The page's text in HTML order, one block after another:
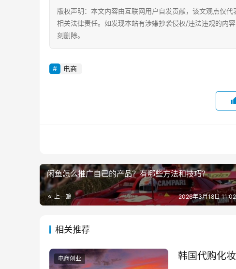
版权声明：本文内容由互联网用户自发贡献，该文观点仅
相关法律责任。如发现本站有涉嫌抄袭侵权/违法违规的内
刻删除。
电商
闲鱼怎么推广自己的产品？有哪些方法和技巧？
上一篇 2026年3月18日 11:02
相关推荐
电商创业 韩国代购化